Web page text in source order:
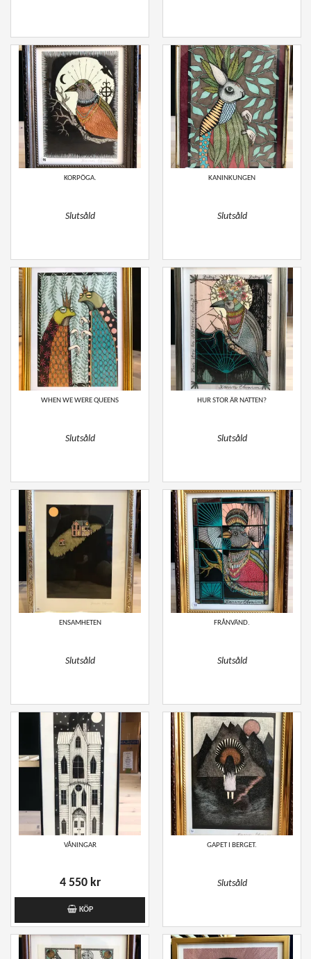
KORPÖGA.
Slutsåld
KANINKUNGEN
Slutsåld
WHEN WE WERE QUEENS
Slutsåld
HUR STOR ÄR NATTEN?
Slutsåld
ENSAMHETEN
Slutsåld
FRÅNVÄND.
Slutsåld
VÅNINGAR
4 550 kr
KÖP
GAPET I BERGET.
Slutsåld